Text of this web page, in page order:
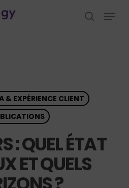
search
Menu
& EXPÉRIENCE CLIENT
: QUEL ÉTAT
ET QUELS